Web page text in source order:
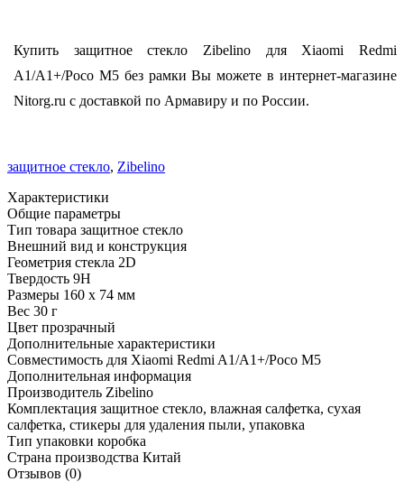
Купить защитное стекло Zibelino для Xiaomi Redmi
A1/A1+/Poco M5 без рамки Вы можете в интернет-магазине
Nitorg.ru с доставкой по Армавиру и по России.
защитное стекло, Zibelino
Характеристики
Общие параметры
Тип товара защитное стекло
Внешний вид и конструкция
Геометрия стекла 2D
Твердость 9H
Размеры 160 х 74 мм
Вес 30 г
Цвет прозрачный
Дополнительные характеристики
Совместимость для Xiaomi Redmi A1/A1+/Poco M5
Дополнительная информация
Производитель Zibelino
Комплектация защитное стекло, влажная салфетка, сухая
салфетка, стикеры для удаления пыли, упаковка
Тип упаковки коробка
Страна производства Китай
Отзывов (0)